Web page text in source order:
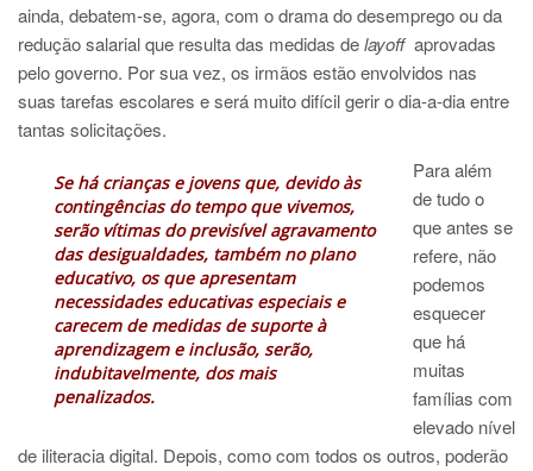
ainda, debatem-se, agora, com o drama do desemprego ou da
redução salarial que resulta das medidas delayoffaprovadas
pelo governo. Por sua vez, os irmãos estão envolvidos nas
suas tarefas escolares e será muito difícil gerir o dia-a-dia entre
tantas solicitações.
Se há crianças e jovens que, devido às
contingências do tempo que vivemos,
serão vítimas do previsível agravamento
das desigualdades, também no plano
educativo, os que apresentam
necessidades educativas especiais e
carecem de medidas de suporte à
aprendizagem e inclusão, serão,
indubitavelmente, dos mais
penalizados.
Para além
de tudo o
que antes se
refere, não
podemos
esquecer
que há
muitas
famílias com
elevado nível
de iliteracia digital. Depois, como com todos os outros, poderão